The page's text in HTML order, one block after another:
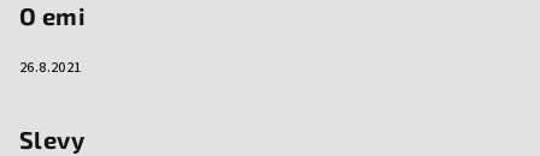
O emi
26.8.2021
Slevy